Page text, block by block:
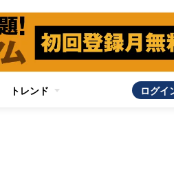
トレンド ログイ